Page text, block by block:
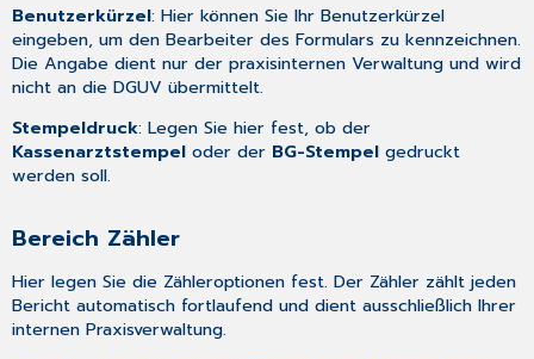
Benutzerkürzel: Hier können Sie Ihr Benutzerkürzel
eingeben, um den Bearbeiter des Formulars zu kennzeichnen.
Die Angabe dient nur der praxisinternen Verwaltung und wird
nicht an die DGUV übermittelt.
Stempeldruck: Legen Sie hier fest, ob der
Kassenarztstempel oder der BG-Stempel gedruckt
werden soll.
Bereich Zähler
Hier legen Sie die Zähleroptionen fest. Der Zähler zählt jeden
Bericht automatisch fortlaufend und dient ausschließlich Ihrer
internen Praxisverwaltung.